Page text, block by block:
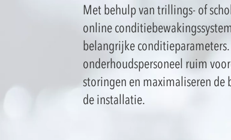
Met behulp van trillings- of
online
belangrijke conditieparameters.
onderhoudspersoneel ruim
storingen en maximaliseren de
de installatie.